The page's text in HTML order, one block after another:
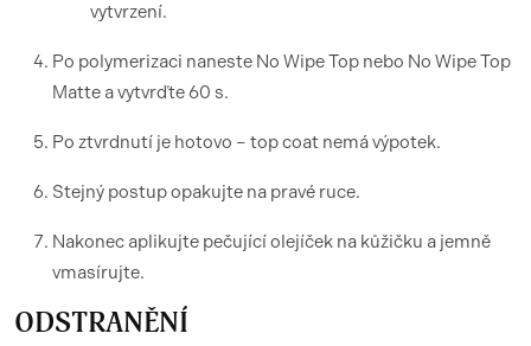
vytvrzení.
Po polymerizaci naneste No Wipe Top nebo No Wipe Top
Matte a vytvrďte 60 s.
Po ztvrdnutí je hotovo – top coat nemá výpotek.
Stejný postup opakujte na pravé ruce.
Nakonec aplikujte pečující olejíček na kůžičku a jemně
vmasírujte.
ODSTRANĚNÍ